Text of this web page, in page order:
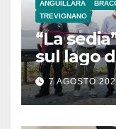
ANGUILLARA
TREVIGNANO
“La
sul lago
7 AGOSTO